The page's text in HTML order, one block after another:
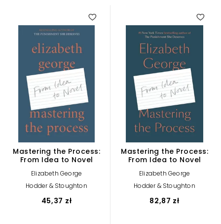
Mastering the Process:
From Idea to Novel
Elizabeth George
Hodder & Stoughton
45,37 zł
Mastering the Process:
From Idea to Novel
Elizabeth George
Hodder & Stoughton
82,87 zł